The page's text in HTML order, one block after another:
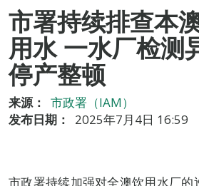
市署持续排查本
用水 一水厂检测
停产整顿
来源：
市政署（IAM）
发布日期：
2025年7月4日 16:59
市政署持续加强对全澳饮用水厂